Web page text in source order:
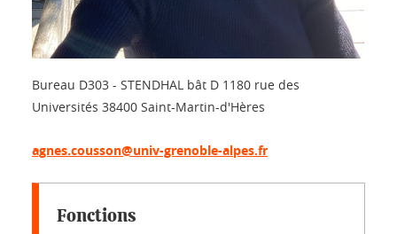
Bureau D303 - STENDHAL bât D 1180 rue des
Universités 38400 Saint-Martin-d'Hères
agnes.cousson@univ-grenoble-alpes.fr
Fonctions